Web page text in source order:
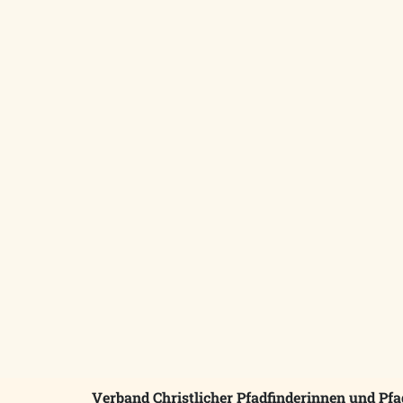
Verband Christlicher Pfadfinderinnen und